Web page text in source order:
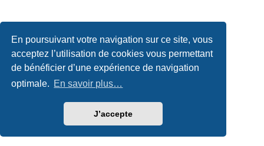
En poursuivant votre navigation sur ce site, vous
acceptez l’utilisation de cookies vous permettant
de bénéficier d’une expérience de navigation
optimale. En savoir plus…
J’accepte